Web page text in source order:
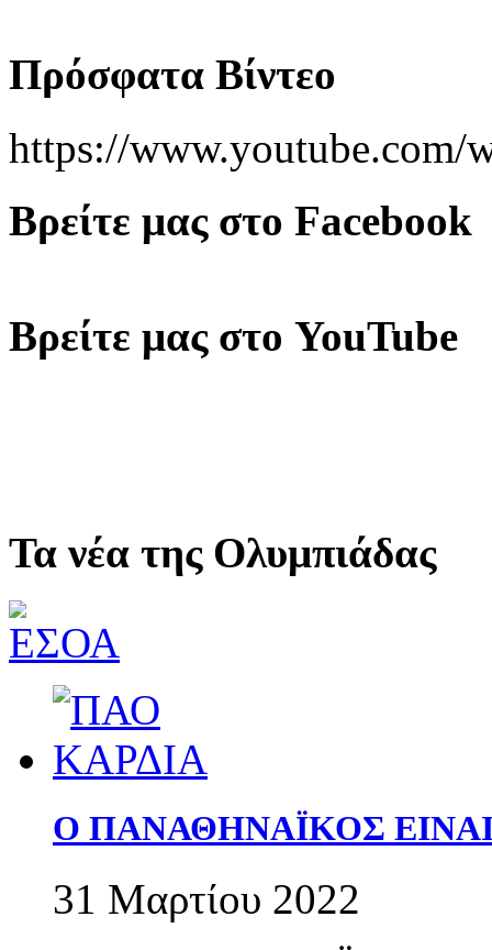
Πρόσφατα Βίντεο
https://
Βρείτε μας στο Facebook
Βρείτε μας στο YouTube
Τα νέα της Ολυμπιάδας
Ο ΠΑΝΑΘΗΝΑΪΚΟΣ
31 Μαρτίου 2022